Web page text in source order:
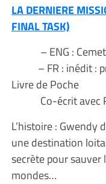
LA DERNIERE
FINAL TASK)
– ENG :
– FR : inédit :
Livre de Poche
Co-écrit avec
L’histoire : Gwendy
une destination
secrète pour
mondes…